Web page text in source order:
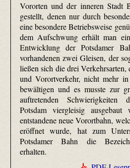
Vororten und der inneren Stadt
gestellt, denen nur durch
eine besondere Betriebsweise
dem Aufschwung erhält man
Entwicklung der Potsdamer
vorhandenen zwei Gleisen, der
ließen sich die drei Verkehrsarten,
und Vorortverkehr, nicht mehr
bewältigen und es musste zur
auftretenden Schwierigkeiten
Potsdam viergleisig
entstandene neue Vorortbahn,
eröffnet wurde, hat zum
Potsdamer Bahn die
erhalten.